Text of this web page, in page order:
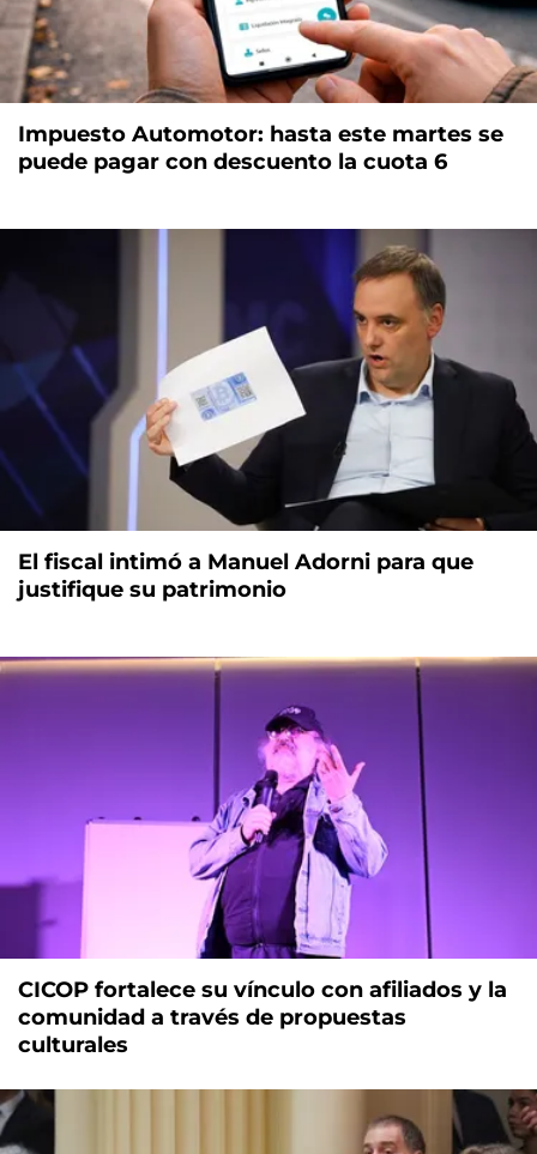
Impuesto Automotor: hasta este martes se
puede pagar con descuento la cuota 6
El fiscal intimó a Manuel Adorni para que
justifique su patrimonio
CICOP fortalece su vínculo con afiliados y la
comunidad a través de propuestas
culturales